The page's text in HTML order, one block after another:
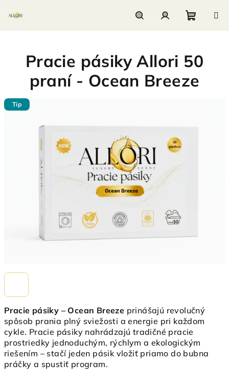
košík
Pracie pásiky – Ocean Breeze prinášajú revolučný
spôsob prania plný sviežosti a energie pri každom
cykle. Pracie pásiky nahrádzajú tradičné pracie
prostriedky jednoduchým, rýchlym a ekologickým
riešením – stačí jeden pásik vložiť priamo do bubna
práčky a spustiť program.
Pracie pásiky Allori 50
praní - Ocean Breeze
Tip